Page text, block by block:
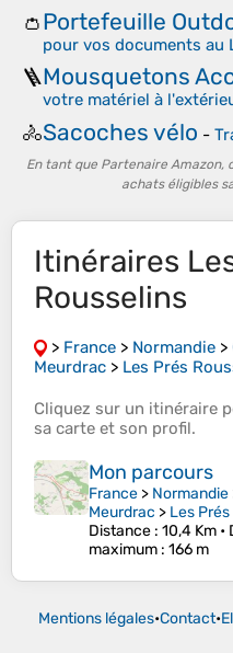
👛Portefeuille
pour vos documents au
🪜Mousquetons
votre matériel à
🚴Sacoches vélo -
En tant que Partenaire Amazon,
achats éligibles
Itinéraires
Rousselins
> France > Normandie >
Meurdrac > Les Prés
Cliquez sur un itinéraire
sa carte et son profil.
Mon parcours
France > Normandie
Meurdrac > Les
Distance : 10,4 Km •
maximum : 166 m
Mentions légales•Contact•